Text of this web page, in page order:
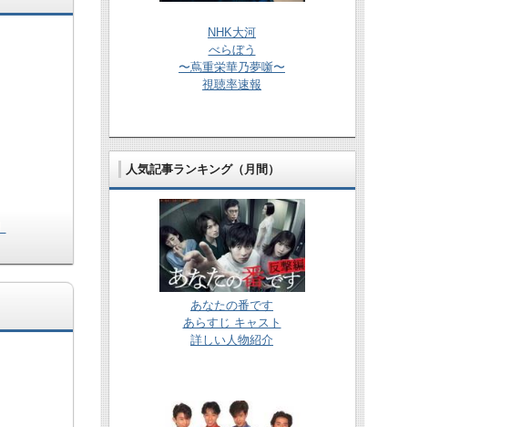
NHK大河
べらぼう
〜蔦重栄華乃夢噺〜
視聴率速報
人気記事ランキング（月間）
あなたの番です
あらすじ キャスト
詳しい人物紹介